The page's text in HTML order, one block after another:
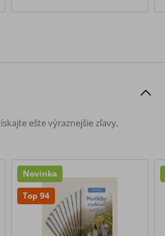
ešte výraznejšie zľavy,
Novinka
Top 94